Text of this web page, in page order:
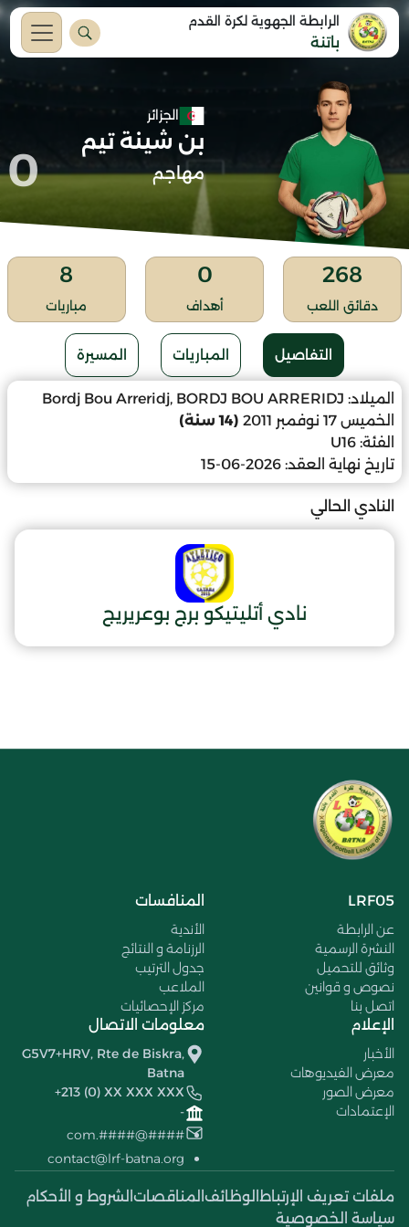
الرابطة الجهوية لكرة القدم
باتنة
الجزائر
بن شينة تيم
مهاجم 0
268
دقائق اللعب
0
أهداف
8
مباريات
التفاصيل المباريات المسيرة
الميلاد: Bordj Bou Arreridj, BORDJ BOU ARRERIDJ
الخميس 17 نوفمبر 2011
(14 سنة)
الفئة: U16
تاريخ نهاية العقد: 2026-06-15
النادي الحالي
نادي أتليتيكو برج بوعريريج
LRF05
عن الرابطة
النشرة الرسمية
وثائق للتحميل
نصوص و قوانين
اتصل بنا
المنافسات
الأندية
الرزنامة و النتائج
جدول الترتيب
الملاعب
مركز الإحصائيات
الإعلام
الأخبار
معرض الفيديوهات
معرض الصور
الإعتمادات
معلومات الاتصال
G5V7+HRV, Rte de Biskra,
Batna
+213 (0) XX XXX XXX
-
####@####.com
contact@lrf-batna.org
ملفات تعريف الإرتباط الوظائف المناقصات الشروط و الأحكام
سياسة الخصوصية